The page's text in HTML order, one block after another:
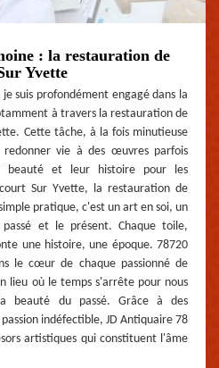
: la restauration de
Yvette
suis profondément engagé dans la
à travers la restauration de
Cette tâche, à la fois minutieuse
vie à des œuvres parfois
beauté et leur histoire pour les
Sur Yvette, la restauration de
pratique, c'est un art en soi, un
et le présent. Chaque toile,
une histoire, une époque. 78720
le cœur de chaque passionné de
lieu où le temps s'arrête pour nous
beauté du passé. Grâce à des
indéfectible, JD Antiquaire 78
artistiques qui constituent l'âme